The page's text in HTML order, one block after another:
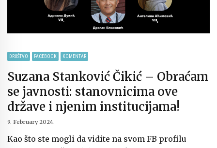
DRUŠTVO FACEBOOK KOMENTAR
Suzana Stanković Čikić – Obraćam
se javnosti: stanovnicima ove
države i njenim institucijama!
9. February 2024.
Kao što ste mogli da vidite na svom FB profilu